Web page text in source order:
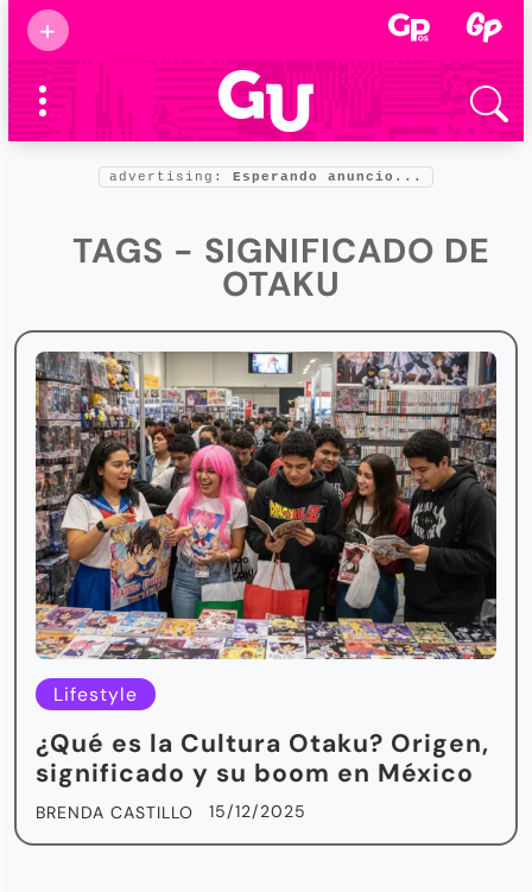
+
Supermamás
2025
Marcas de
confianza
Foro salud
advertising: Esperando anuncio...
TAGS - SIGNIFICADO DE
OTAKU
Lifestyle
¿Qué es la Cultura Otaku? Origen,
significado y su boom en México
BRENDA CASTILLO 15/12/2025